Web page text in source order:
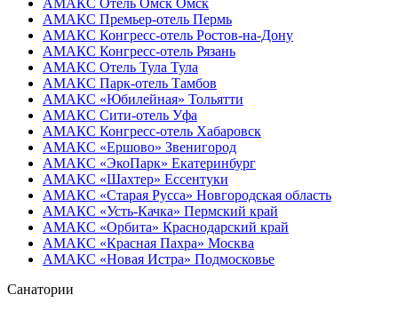
АМАКС Отель ‎Омск Омск
АМАКС Премьер-отель Пермь
АМАКС Конгресс-отель Ростов-на-Дону
АМАКС Конгресс-отель Рязань
АМАКС Отель Тула Тула
АМАКС Парк-отель Тамбов
АМАКС «‎Юбилейная» Тольятти
АМАКС Сити-отель Уфа
АМАКС Конгресс-отель Хабаровск
АМАКС «Ершово» Звенигород
АМАКС «ЭкоПарк» Екатеринбург
АМАКС «‎Шахтер» Ессентуки
АМАКС «‎Старая Русса» Новгородская область
АМАКС «‎Усть-Качка» Пермский край
АМАКС «‎Орбита» Краснодарский край
АМАКС «‎Красная Пахра» Москва
АМАКС «‎Новая Истра» Подмосковье
Санатории